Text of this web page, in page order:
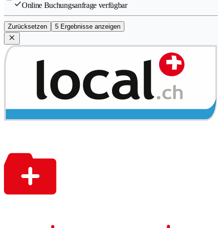
Online Buchungsanfrage verfügbar
Zurücksetzen 5 Ergebnisse anzeigen